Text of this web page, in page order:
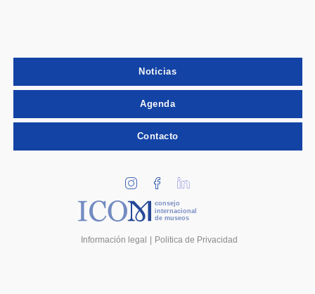
Noticias
Agenda
Contacto
consejo
internacional
de museos
Información legal Politica de Privacidad